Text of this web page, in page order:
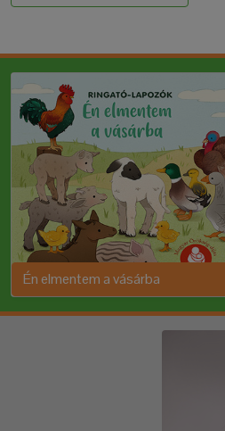
Én elmentem a vásárba